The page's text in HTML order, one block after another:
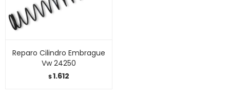
Reparo Cilindro Embrague
Vw 24250
$1.612